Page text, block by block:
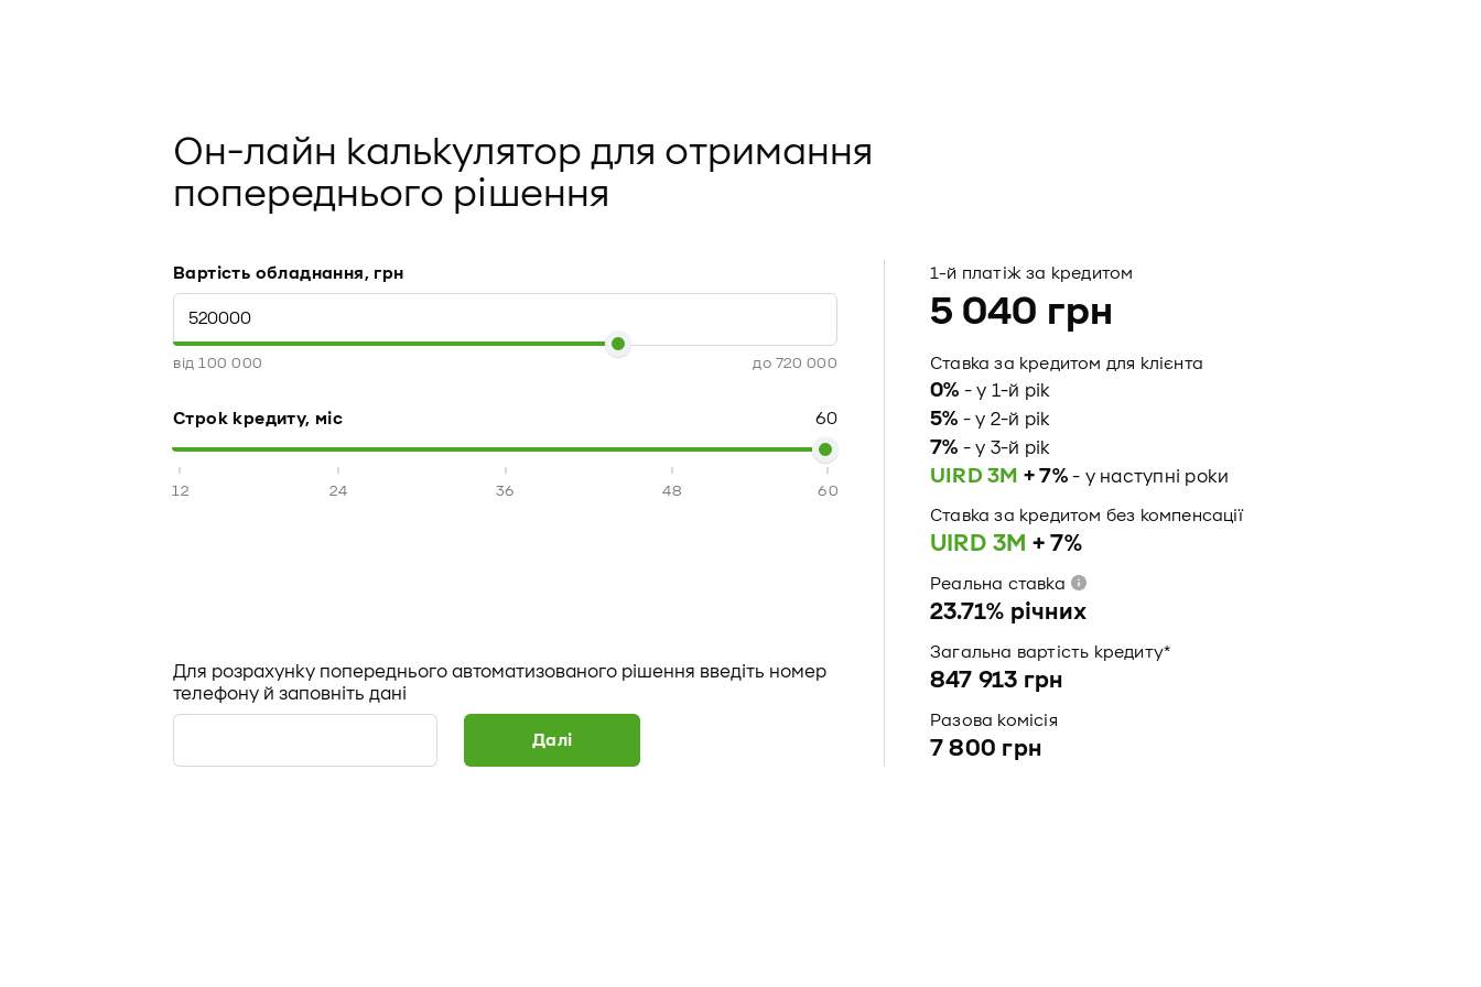
Он-лайн калькулятор для отримання
попереднього рішення
Вартість обладнання, грн
від 100 000 до 720 000
Строк кредиту, міс 60
12 24 36 48 60
1-й платіж за кредитом
5 040 грн
Ставка за кредитом для клієнта
0% - у 1-й рік
5% - у 2-й рік
7% - у 3-й рік
UIRD 3М + 7%- у наступні роки
Ставка за кредитом без компенсації
UIRD 3М + 7%
Реальна ставка
23.71% річних
Загальна вартість кредиту*
847 913 грн
Разова комісія
7 800 грн
Для розрахунку попереднього автоматизованого рішення введіть номер
телефону й заповніть дані
Далi